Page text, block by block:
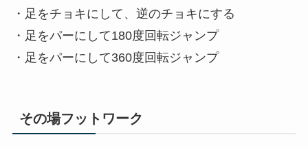
・足をチョキにして、逆のチョキにする
・足をパーにして180度回転ジャンプ
・足をパーにして360度回転ジャンプ
その場フットワーク